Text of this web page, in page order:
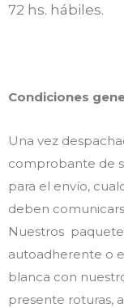
72 hs. hábiles.
Condiciones
Una vez
comprobante de
para el envío,
deben
Nuestros
autoadherente o
blanca con
presente roturas,